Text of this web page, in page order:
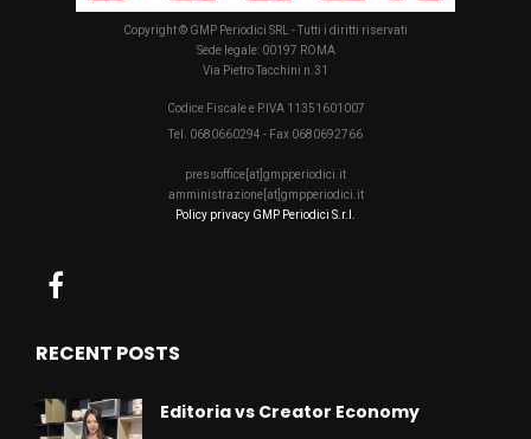
Copyright © GMP Periodici SRL - Tutti i diritti riservati
Sede legale: 00197 ROMA
Via Pietro Tacchini n.31
Codice Fiscale e P.IVA 11351601007
Tel. 0680660294 - Fax 0680692766
pressoffice[at]gmpperiodici.it
amministrazione[at]gmpperiodici.it
Policy privacy GMP Periodici S.r.l.
RECENT POSTS
Editoria vs Creator Economy